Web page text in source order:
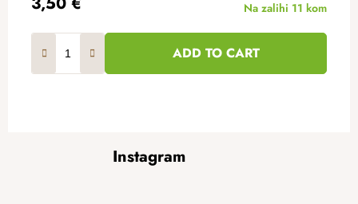
Na zalihi 11 kom
ADD TO CART
Instagram